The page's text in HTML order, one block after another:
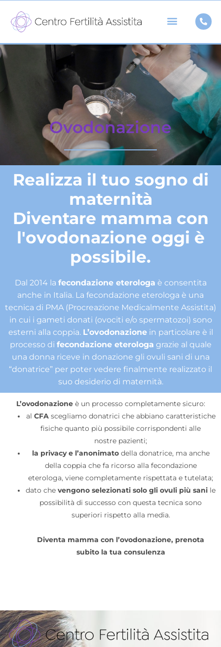
contenuto
Ovodonazione
Realizza il tuo sogno di
maternità
Diventare mamma con
l'ovodonazione oggi è
possibile.
Dal 2014 la fecondazione eterologa è consentita
anche in Italia. La fecondazione eterologa è una
tecnica di PMA (Procreazione Medicalmente Assistita)
in cui i gameti donati (ovociti e/o spermatozoi) sono
esterni alla coppia. L’ovodonazionein particolare è il
processo di fecondazione eterologa grazie al quale
una donna riceve in donazione gli ovuli sani di una
“donatrice” per poter vedere finalmente realizzato il
suo desiderio di maternità.
L’ovodonazioneè un processo completamente sicuro:
al CFAscegliamo donatrici che abbiano caratteristiche
fisiche quanto più possibile corrispondenti alle
nostre pazienti;
la privacy e l’anonimatodella donatrice, ma anche
della coppia che fa ricorso alla fecondazione
eterologa, viene completamente rispettata e tutelata;
dato chevengono selezionati solo gli ovuli più sani le
possibilità di successo con questa tecnica sono
superiori rispetto alla media.
Diventa mamma con l’ovodonazione, prenota
subito la tua consulenza